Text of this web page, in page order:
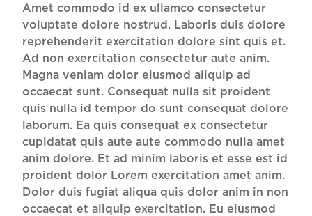
Amet commodo id ex ullamco consectetur
voluptate dolore nostrud. Laboris duis dolore
reprehenderit exercitation dolore sint quis et.
Ad non exercitation consectetur aute anim.
Magna veniam dolor eiusmod aliquip ad
occaecat sunt. Consequat nulla sit proident
quis nulla id tempor do sunt consequat dolore
laborum. Ea quis consequat ex consectetur
cupidatat quis aute aute commodo nulla amet
anim dolore. Et ad minim laboris et esse est id
proident dolor Lorem exercitation amet anim.
Dolor duis fugiat aliqua quis dolor anim in non
occaecat et aliquip exercitation. Eu eiusmod